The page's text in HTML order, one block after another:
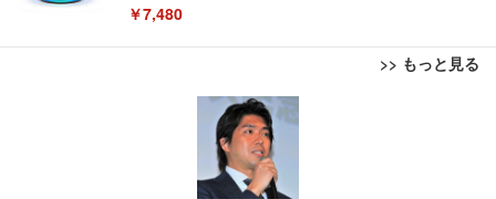
￥7,480
>> もっと見る
[EdoErgo] オフィスチェア 椅子 テレワーク 疲れな
い 跳ね上げ式アームレスト コンパクト 約105度ロッ
キング pc 事務椅子 360度回転 座面昇降 強化ナイロ
ン樹脂ベース 通気性メッシュ 在宅ワーク H-WY01
(黒網+黒枠+黒足)
EIZO ビジネス向けプレミアムモニター | FlexScan
EV3240X-WT | 31.5型4K UHD・USB Type-C・ホワ
￥105,595
Amazonベーシック ペットシーツ 薄型 レギュラー 1
回使い捨て 無香料 ホワイト 300枚